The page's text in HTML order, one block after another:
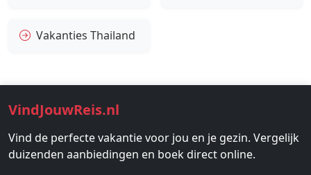
Vakanties Thailand
VindJouwReis.nl
Vind de perfecte vakantie voor jou en je gezin. Vergelijk
duizenden aanbiedingen en boek direct online.